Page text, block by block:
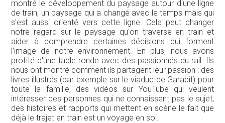
montré le développement du paysage autour d'une ligne
de train, un paysage qui a changé avec le temps mais qui
s'est aussi orienté vers cette ligne. Cela peut changer
notre regard sur le paysage qu'on traverse en train et
aider à comprendre certaines décisions qui forment
l'image de notre environnement. En plus, nous avons
profité d'une table ronde avec des passionnés du rail. Ils
nous ont montré comment ils partagent leur passion : des
livres illustrés (par exemple sur le viaduc de Garabit) pour
toute la famille, des vidéos sur YouTube qui veulent
intéresser des personnes qui ne connaissent pas le sujet,
des histoires et rapports qui mettent en scène le fait que
déjà le trajet en train est un voyage en soi.